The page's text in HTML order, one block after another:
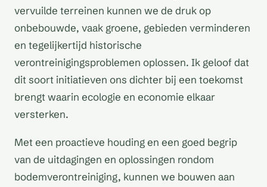
vervuilde terreinen kunnen we de druk op
onbebouwde, vaak groene, gebieden verminderen
en tegelijkertijd historische
verontreinigingsproblemen oplossen. Ik geloof dat
dit soort initiatieven ons dichter bij een toekomst
brengt waarin ecologie en economie elkaar
versterken.
Met een proactieve houding en een goed begrip
van de uitdagingen en oplossingen rondom
bodemverontreiniging, kunnen we bouwen aan